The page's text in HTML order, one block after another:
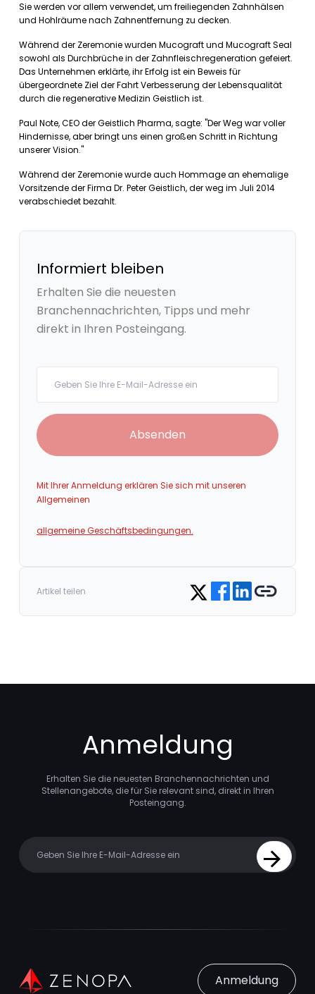
Sie werden vor allem verwendet, um freiliegenden Zahnhälsen
und Hohlräume nach Zahnentfernung zu decken.
Während der Zeremonie wurden Mucograft und Mucograft Seal
sowohl als Durchbrüche in der Zahnfleischregeneration gefeiert.
Das Unternehmen erklärte, ihr Erfolg ist ein Beweis für
übergeordnete Ziel der Fahrt Verbesserung der Lebensqualität
durch die regenerative Medizin Geistlich ist.
Paul Note, CEO der Geistlich Pharma, sagte: "Der Weg war voller
Hindernisse, aber bringt uns einen großen Schritt in Richtung
unserer Vision."
Während der Zeremonie wurde auch Hommage an ehemalige
Vorsitzende der Firma Dr. Peter Geistlich, der weg im Juli 2014
verabschiedet bezahlt.
Informiert bleiben
Erhalten Sie die neuesten
Branchennachrichten, Tipps und mehr
direkt in Ihren Posteingang.
Absenden
Mit Ihrer Anmeldung erklären Sie sich mit unseren
Allgemeinen
allgemeine Geschäftsbedingungen.
Artikel teilen Share on Twitter
Share on Facebook
Share on LinkedIn
Copy link
Anmeldung
Erhalten Sie die neuesten Branchennachrichten und
Stellenangebote, die für Sie relevant sind, direkt in Ihren
Posteingang.
Sign Up
Anmeldung